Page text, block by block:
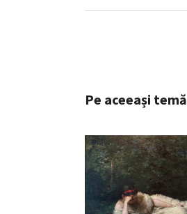
Pe aceeași temă